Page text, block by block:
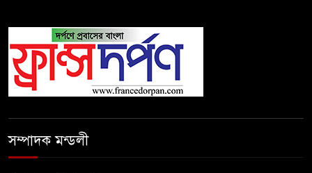
সম্পাদক মন্ডলী